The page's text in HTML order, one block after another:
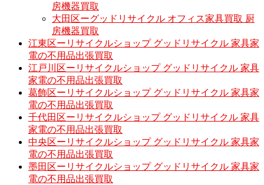
房機器買取
大田区ーグッドリサイクル オフィス家具買取 厨
房機器買取
江東区ーリサイクルショップ グッドリサイクル 家具家
電の不用品出張買取
江戸川区ーリサイクルショップ グッドリサイクル 家具
家電の不用品出張買取
葛飾区ーリサイクルショップ グッドリサイクル 家具家
電の不用品出張買取
千代田区ーリサイクルショップ グッドリサイクル 家具
家電の不用品出張買取
中央区ーリサイクルショップ グッドリサイクル 家具家
電の不用品出張買取
墨田区ーリサイクルショップ グッドリサイクル 家具家
電の不用品出張買取